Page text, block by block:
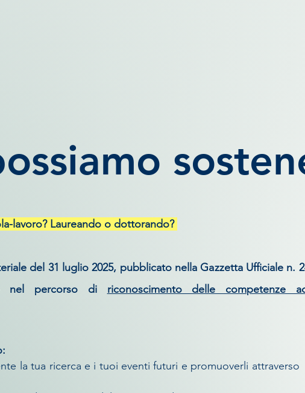
lavoro? Laureando o dottorando?
del 31 luglio 2025, pubblicato nella Gazzetta Ufficiale n.
nel percorso di riconoscimento delle competenze
la tua ricerca e i tuoi eventi futuri e promuoverli